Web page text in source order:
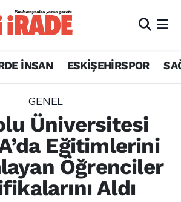
İNSAN ESKİŞEHİRSPOR
GENEL
Üniversitesi
Eğitimlerini
Öğrenciler
Aldı